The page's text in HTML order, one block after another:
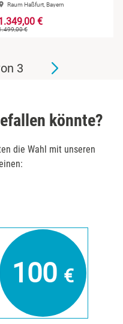
Raum Haßfurt, Bayern
€
€
3
könnte?
die Wahl mit unseren
100 €